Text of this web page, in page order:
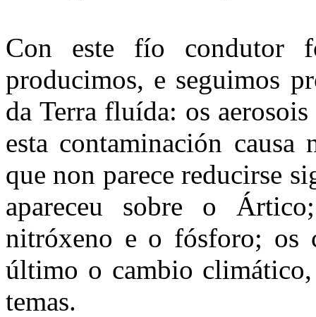
Con este fío condutor
producimos, e seguimos
da Terra fluída: os
esta contaminación
que non parece reducirse
apareceu sobre o
nitróxeno e o fósforo; os
último o cambio
temas.